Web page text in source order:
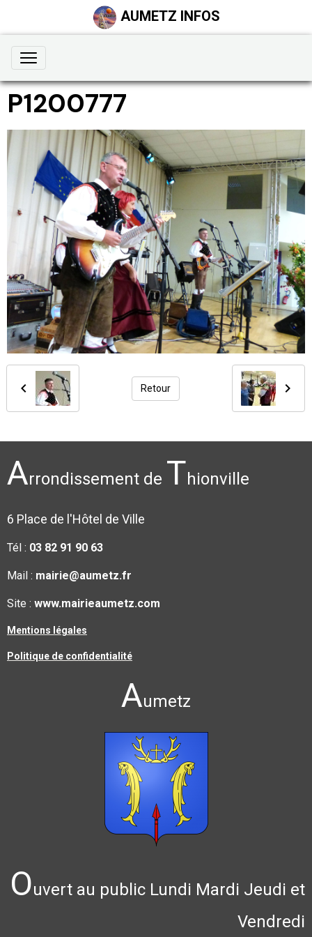
AUMETZ INFOS
P1200777
Retour
Arrondissement de Thionville
6 Place de l'Hôtel de Ville
Tél : 03 82 91 90 63
Mail : mairie@aumetz.fr
Site : www.mairieaumetz.com
Mentions légales
Politique de confidentialité
Aumetz
Ouvert au public Lundi Mardi Jeudi et
Vendredi